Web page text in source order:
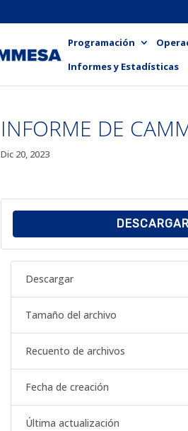
Programación
Informes y Estadísticas
INFORME DE
Dic 20, 2023
DESCARGAR
Descargar
Tamaño del archivo
Recuento de archivos
Fecha de creación
Última actualización